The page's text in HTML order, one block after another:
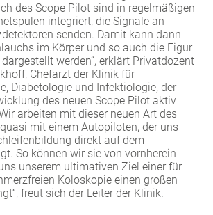
des Scope Pilot sind in regelmäßigen
integriert, die Signale an
senden. Damit kann dann
im Körper und so auch die Figur
werden“, erklärt Privatdozent
Chefarzt der Klinik für
Diabetologie und Infektiologie, der
des neuen Scope Pilot aktiv
arbeiten mit dieser neuen Art des
mit einem Autopiloten, der uns
direkt auf dem
So können wir sie von vornherein
unserem ultimativen Ziel einer für
Koloskopie einen großen
freut sich der Leiter der Klinik.